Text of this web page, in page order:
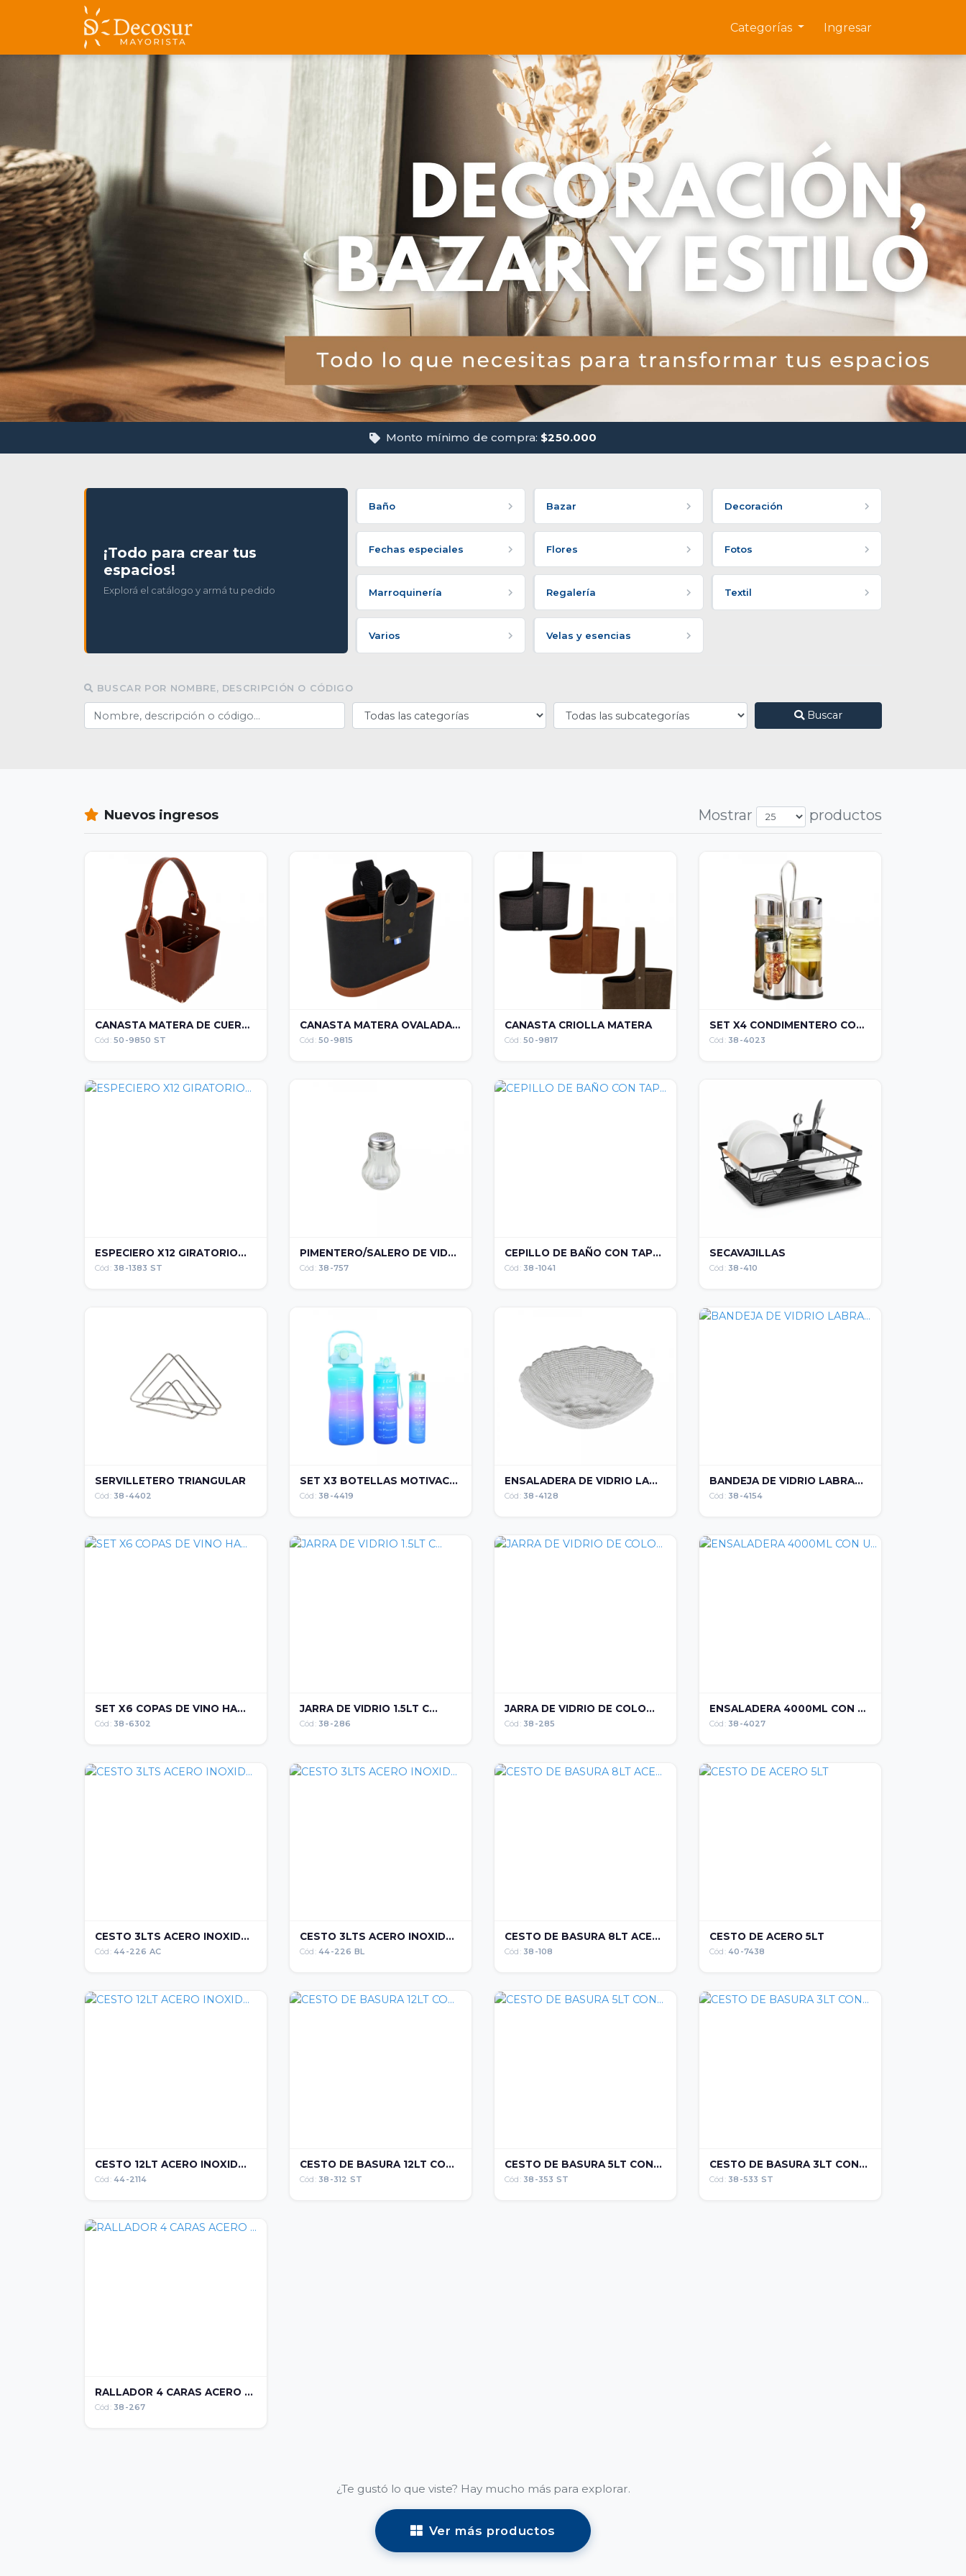
Categorías Ingresar
Monto mínimo de compra: $250.000
¡Todo para crear tus
espacios!
Explorá el catálogo y armá tu pedido
Baño Bazar Decoración
Fechas especiales Flores Fotos
Marroquinería Regalería Textil
Varios Velas y esencias
BUSCAR POR NOMBRE, DESCRIPCIÓN O CÓDIGO
Buscar
Nuevos ingresos Mostrar productos
CANASTA MATERA DE CUERO...
Cód:50-9850 ST
CANASTA MATERA OVALADA ...
Cód:50-9815
CANASTA CRIOLLA MATERA
Cód:50-9817
SET X4 CONDIMENTERO CON...
Cód: 38-4023
ESPECIERO X12 GIRATORIO...
Cód: 38-1383 ST
PIMENTERO/SALERO DE VID...
Cód: 38-757
CEPILLO DE BAÑO CON TAP...
Cód: 38-1041
SECAVAJILLAS
Cód: 38-410
SERVILLETERO TRIANGULAR
Cód: 38-4402
SET X3 BOTELLAS MOTIVAC...
Cód: 38-4419
ENSALADERA DE VIDRIO LA...
Cód: 38-4128
BANDEJA DE VIDRIO LABRA...
Cód: 38-4154
SET X6 COPAS DE VINO HA...
Cód: 38-6302
JARRA DE VIDRIO 1.5LT C...
Cód: 38-286
JARRA DE VIDRIO DE COLO...
Cód: 38-285
ENSALADERA 4000ML CON U...
Cód: 38-4027
CESTO 3LTS ACERO INOXID...
Cód:44-226 AC
CESTO 3LTS ACERO INOXID...
Cód:44-226 BL
CESTO DE BASURA 8LT ACE...
Cód: 38-108
CESTO DE ACERO 5LT
Cód:40-7438
CESTO 12LT ACERO INOXID...
Cód:44-2114
CESTO DE BASURA 12LT CO...
Cód: 38-312 ST
CESTO DE BASURA 5LT CON...
Cód: 38-353 ST
CESTO DE BASURA 3LT CON...
Cód: 38-533 ST
RALLADOR 4 CARAS ACERO ...
Cód: 38-267
¿Te gustó lo que viste? Hay mucho más para explorar.
Ver más productos